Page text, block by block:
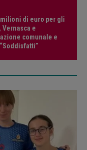
di euro per gli
Vernasca e
comunale e